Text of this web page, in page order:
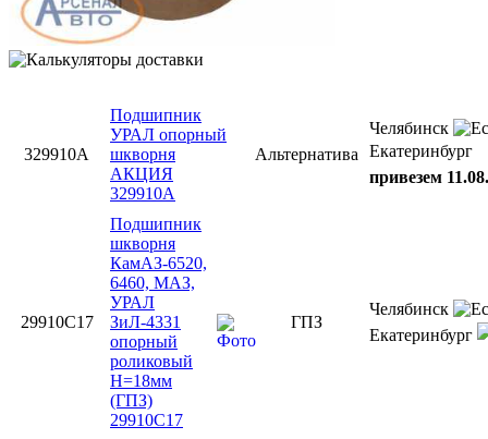
329910А
Подшипник
УРАЛ опорный
шкворня
АКЦИЯ
329910А
Альтернатива
Челябинск
Екатеринбург
привезем
29910С17
Подшипник
шкворня
КамАЗ-6520,
6460, МАЗ,
УРАЛ
ЗиЛ-4331
опорный
роликовый
H=18мм
(ГПЗ)
29910С17
ГПЗ
Челябинск
Екатеринбург